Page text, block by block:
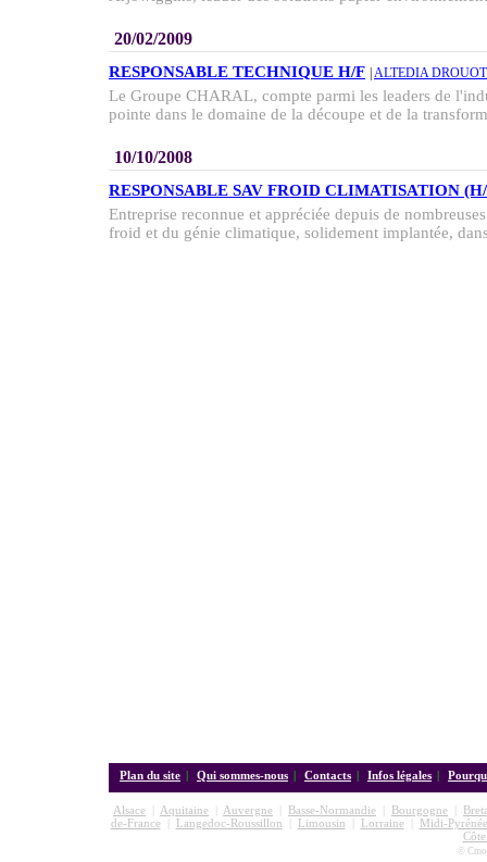
20/02/2009
RESPONSABLE TECHNIQUE H/F ALTEDIA
Le Groupe CHARAL, compte parmi les leaders de
pointe dans le domaine de la découpe et de la
10/10/2008
RESPONSABLE SAV FROID CLIMATISATION
Entreprise reconnue et appréciée depuis de
froid et du génie climatique, solidement implantée,
Plan du site | Qui sommes-nous | Contacts | Infos légales |
Alsace Aquitaine Auvergne Basse-Normandie Bourgogne
de-France| Langedoc-Roussillon Limousin Lorraine|
Midi-
©